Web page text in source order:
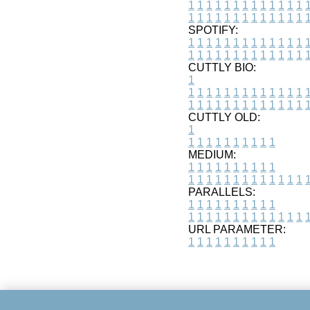
1 1 1 1 1 1 1 1 1 1 1 1 1 1
1 1 1 1 1 1 1 1 1 1 1 1 1 1
SPOTIFY:
1 1 1 1 1 1 1 1 1 1 1 1 1 1
1 1 1 1 1 1 1 1 1 1 1 1 1 1
CUTTLY BIO:
1
1 1 1 1 1 1 1 1 1 1 1 1 1 1
1 1 1 1 1 1 1 1 1 1 1 1 1 1
CUTTLY OLD:
1
1 1 1 1 1 1 1 1 1 1
MEDIUM:
1 1 1 1 1 1 1 1 1 1
1 1 1 1 1 1 1 1 1 1 1 1 1 1
PARALLELS:
1 1 1 1 1 1 1 1 1 1
1 1 1 1 1 1 1 1 1 1 1 1 1 1
URL PARAMETER:
1 1 1 1 1 1 1 1 1 1